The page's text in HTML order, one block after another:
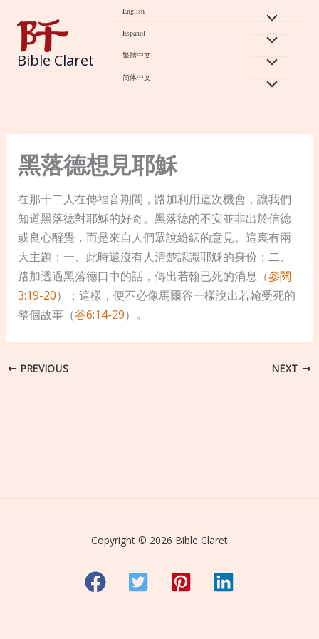
content
Bible Claret
English
Español
繁體中文
简体中文
黑落德想見耶穌
在那十二人在傳福音期間，路加利用這次機會，讓我們
知道黑落德對耶穌的好奇。黑落德的不安並非出於信德
或良心醒覺，而是來自人們眾說紛紜的意見。這裏有兩
大主題：一、此時還沒有人清楚認識耶穌的身份；二、
路加透過黑落德口中的話，傳出若翰已死的消息（參閱
3:19-20）；這樣，便不必像馬爾谷一樣說出若翰受死的
整個故事（谷6:14-29）。
PREVIOUS NEXT
Copyright © 2026 Bible Claret